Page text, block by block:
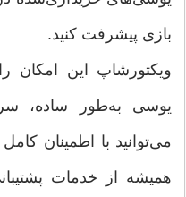
بازی پیشرفت کنید.
ویکتورشاپ این امکان
یوسی به‌طور ساده،
می‌توانید با اطمینان